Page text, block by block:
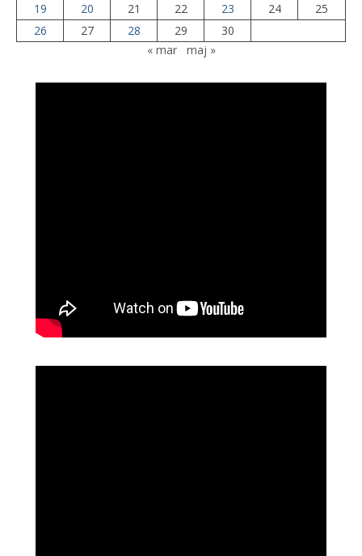
19
20 21 22 23 24
25
26
27 28 29
30
« mar
maj »